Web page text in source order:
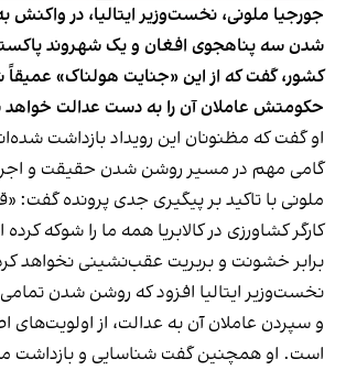
جورجیا ملونی، نخست‌وزیر ایتالیا، در واکنش
شدن سه پناهجوی افغان و یک شهروند
کشور، گفت که از این «جنایت هولناک»
حکومتش عاملان آن را به دست عدالت
او گفت که مظنونان این رویداد بازداشت
گامی مهم در مسیر روشن شدن حقیقت و
ملونی با تاکید بر پیگیری جدی پرونده گفت:
کارگر کشاورزی در کالابریا همه ما را شوکه
برابر خشونت و بربریت عقب‌نشینی نخواهد
نخست‌وزیر ایتالیا افزود که روشن شدن
و سپردن عاملان آن به عدالت، از
است. او همچنین گفت شناسایی و بازداشت